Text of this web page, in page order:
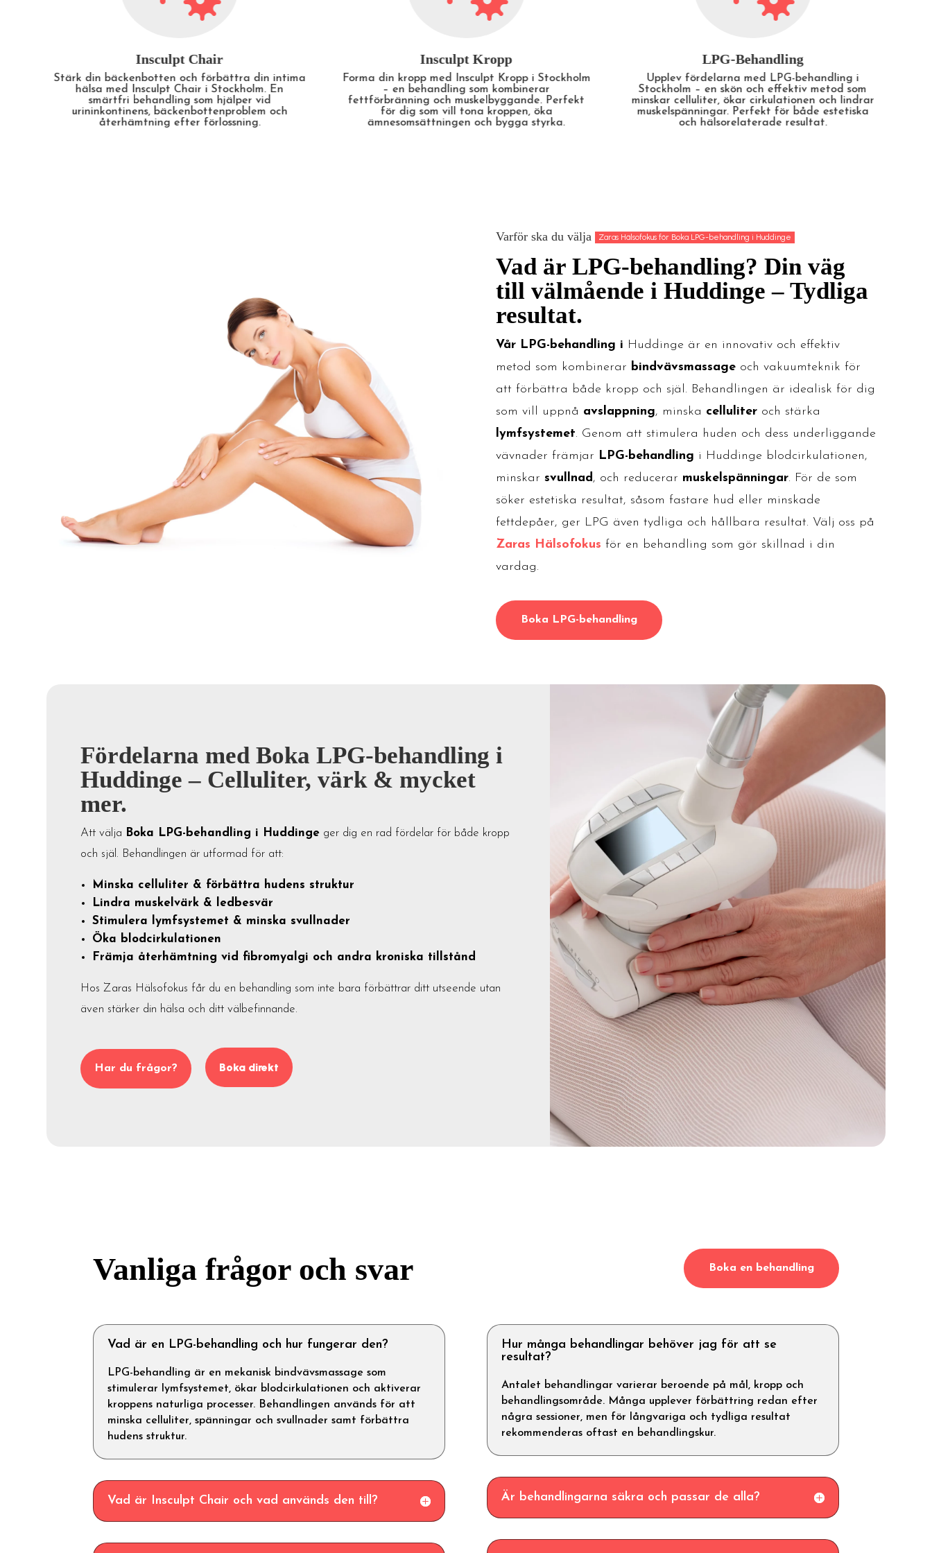
Insculpt Kropp
Forma din kropp med Insculpt Kropp i Stockholm
– en behandling som kombinerar
fettförbränning och muskelbyggande. Perfekt
för dig som vill tona kroppen, öka
ämnesomsättningen och bygga styrka.
LPG-Behandling
Upplev fördelarna med LPG-behandling i
Stockholm – en skön och effektiv metod som
minskar celluliter, ökar cirkulationen och lindrar
muskelspänningar. Perfekt för både estetiska
och hälsorelaterade resultat.
Insculpt Chair
Stärk din bäckenbotten och förbättra din intima
hälsa med Insculpt Chair i Stockholm. En
smärtfri behandling som hjälper vid
urininkontinens, bäckenbottenproblem och
återhämtning efter förlossning.
Varför ska du välja Zaras Hälsofokus för Boka LPG-behandling i Huddinge
Vad är LPG-behandling? Din väg
till välmående i Huddinge – Tydliga
resultat.
Vår LPG-behandling i Huddinge är en innovativ och effektiv
metod som kombinerar bindvävsmassage och vakuumteknik för
att förbättra både kropp och själ. Behandlingen är idealisk för dig
som vill uppnå avslappning, minska celluliter och stärka
lymfsystemet. Genom att stimulera huden och dess underliggande
vävnader främjar LPG-behandling i Huddinge blodcirkulationen,
minskarsvullnad, och reducerar muskelspänningar. För de som
söker estetiska resultat, såsom fastare hud eller minskade
fettdepåer, ger LPG även tydliga och hållbara resultat. Välj oss på
Zaras Hälsofokus för en behandling som gör skillnad i din
vardag.
Boka LPG-behandling
Fördelarna med Boka LPG-behandling i
Huddinge – Celluliter, värk & mycket
mer.
Att välja Boka LPG-behandling i Huddingeger dig en rad fördelar för både kropp
och själ. Behandlingen är utformad för att:
Minska celluliter & förbättra hudens struktur
Lindra muskelvärk & ledbesvär
Stimulera lymfsystemet & minska svullnader
Öka blodcirkulationen
Främja återhämtning vid fibromyalgi och andra kroniska tillstånd
Hos Zaras Hälsofokus får du en behandling som inte bara förbättrar ditt utseende utan
även stärker din hälsa och ditt välbefinnande.
Har du frågor? Boka direkt
Vanliga frågor och svar Boka en behandling
Vad är en LPG-behandling och hur fungerar den?
LPG-behandling är en mekanisk bindvävsmassage som
stimulerar lymfsystemet, ökar blodcirkulationen och aktiverar
kroppens naturliga processer. Behandlingen används för att
minska celluliter, spänningar och svullnader samt förbättra
hudens struktur.
Vad är Insculpt Chair och vad används den till?
Hur många behandlingar behöver jag för att se
resultat?
Antalet behandlingar varierar beroende på mål, kropp och
behandlingsområde. Många upplever förbättring redan efter
några sessioner, men för långvariga och tydliga resultat
rekommenderas oftast en behandlingskur.
Är behandlingarna säkra och passar de alla?